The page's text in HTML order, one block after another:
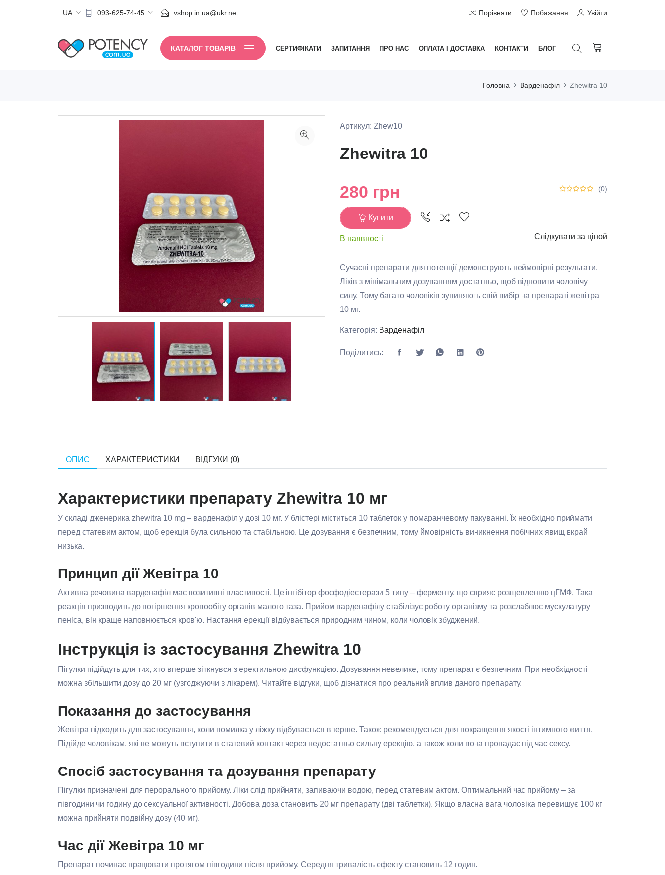
UA 093-625-74-45 vshop.in.ua@ukr.net Порівняти Побажання Увійти
КАТАЛОГ ТОВАРІВ СЕРТИФІКАТИ ЗАПИТАННЯ ПРО НАС ОПЛАТА І ДОСТАВКА КОНТАКТИ БЛОГ
Головна Варденафіл Zhewitra 10
Артикул: Zhew10
Zhewitra 10
280 грн (0)
Купити
В наявності Слідкувати за ціной
Сучасні препарати для потенції демонструють неймовірні результати.
Ліків з мінімальним дозуванням достатньо, щоб відновити чоловічу
силу. Тому багато чоловіків зупиняють свій вибір на препараті жевітра
10 мг.
Категорія: Варденафіл
Поділитись:
ОПИС ХАРАКТЕРИСТИКИ ВІДГУКИ (0)
Характеристики препарату Zhewitra 10 мг
У складі дженерика zhewitra 10 mg – варденафіл у дозі 10 мг. У блістері міститься 10 таблеток у помаранчевому пакуванні. Їх необхідно приймати
перед статевим актом, щоб ерекція була сильною та стабільною. Це дозування є безпечним, тому ймовірність виникнення побічних явищ вкрай
низька.
Принцип дії Жевітра 10
Активна речовина варденафіл має позитивні властивості. Це інгібітор фосфодіестерази 5 типу – ферменту, що сприяє розщепленню цГМФ. Така
реакція призводить до погіршення кровообігу органів малого таза. Прийом варденафілу стабілізує роботу організму та розслаблює мускулатуру
пеніса, він краще наповнюється кров'ю. Настання ерекції відбувається природним чином, коли чоловік збуджений.
Інструкція із застосування Zhewitra 10
Пігулки підійдуть для тих, хто вперше зіткнувся з еректильною дисфункцією. Дозування невелике, тому препарат є безпечним. При необхідності
можна збільшити дозу до 20 мг (узгоджуючи з лікарем). Читайте відгуки, щоб дізнатися про реальний вплив даного препарату.
Показання до застосування
Жевітра підходить для застосування, коли помилка у ліжку відбувається вперше. Також рекомендується для покращення якості інтимного життя.
Підійде чоловікам, які не можуть вступити в статевий контакт через недостатньо сильну ерекцію, а також коли вона пропадає під час сексу.
Спосіб застосування та дозування препарату
Пігулки призначені для перорального прийому. Ліки слід прийняти, запиваючи водою, перед статевим актом. Оптимальний час прийому – за
півгодини чи годину до сексуальної активності. Добова доза становить 20 мг препарату (дві таблетки). Якщо власна вага чоловіка перевищує 100 кг
можна прийняти подвійну дозу (40 мг).
Час дії Жевітра 10 мг
Препарат починає працювати протягом півгодини після прийому. Середня тривалість ефекту становить 12 годин.